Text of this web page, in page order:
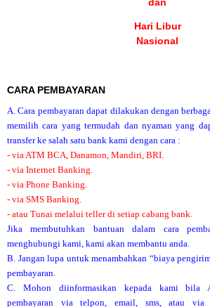
Hari Libur
Nasional
CARA PEMBAYARAN
A. Cara pembayaran dapat dilakukan dengan
memilih cara yang termudah dan nyaman yang
transfer ke salah satu bank kami dengan cara :
- via ATM BCA, Danamon, Mandiri, BRI.
- via Internet Banking.
- via Phone Banking.
- via SMS Banking.
- atau Tunai melalui teller di setiap cabang bank.
Jika membutuhkan bantuan dalam cara
menghubungi kami, kami akan membantu anda.
B. Jangan lupa untuk menambahkan “biaya
pembayaran.
C. Mohon diinformasikan kepada kami bila
pembayaran via telpon, email, sms, atau